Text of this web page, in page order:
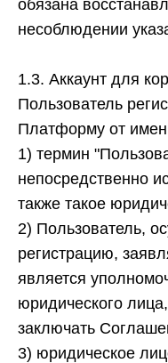
обязана
несоблюдении
1.3. Аккаунт для
Пользователь
Платформу от
1) термин
непосредственно
также такое
2) Пользователь,
регистрацию,
является
юридического
заключать
3) юридическое